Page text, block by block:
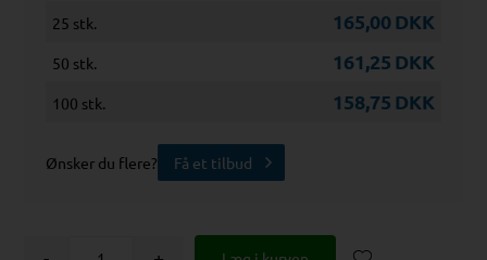
25 stk. 165,00DKK
50 stk. 161,25 DKK
100 stk. 158,75 DKK
Ønsker du flere? Få et tilbud